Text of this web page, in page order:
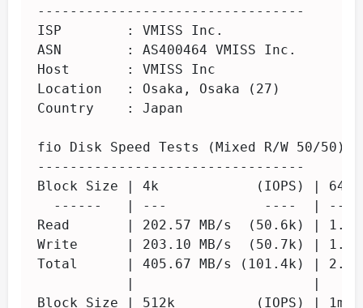
---------------------------------
ISP        : VMISS Inc.
ASN        : AS400464 VMISS Inc.
Host       : VMISS Inc
Location   : Osaka, Osaka (27)
Country    : Japan
fio Disk Speed Tests (Mixed R/W 50/
---------------------------------
Block Size | 4k            (IOPS) |
------   | ---            ----  |
Read       | 202.57 MB/s  (50.6k) |
Write      | 203.10 MB/s  (50.7k) |
Total      | 405.67 MB/s (101.4k) |
|
Block Size | 512k          (IOPS) |